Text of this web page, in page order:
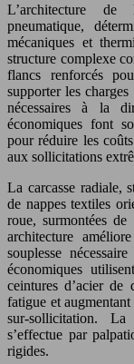
L’architecture de
pneumatique,
mécaniques et
structure complexe
flancs renforcés
supporter les
nécessaires à la
économiques font
pour réduire les
aux sollicitations
La carcasse radiale,
de nappes textiles
roue, surmontées de
architecture
souplesse
économiques
ceintures d’acier de
fatigue et augmentant
sur-sollicitation. La
s’effectue par
rigides.